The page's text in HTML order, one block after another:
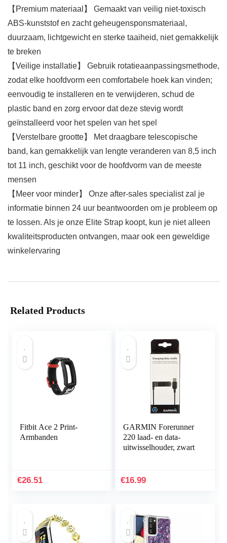
【Premium materiaal】 Gemaakt van veilig niet-toxisch
ABS-kunststof en zacht geheugensponsmateriaal,
duurzaam, lichtgewicht en sterke taaiheid, niet gemakkelijk
te breken
【Veilige installatie】 Gebruik rotatieaanpassingsmethode,
zodat elke hoofdvorm een comfortabele hoek kan vinden;
eenvoudig te installeren en te verwijderen, schud de
plastic band en zorg ervoor dat deze stevig wordt
geïnstalleerd voor het spelen van het spel
【Verstelbare grootte】 Met draagbare telescopische
band, kan gemakkelijk van lengte veranderen van 8,5 inch
tot 11 inch, geschikt voor de hoofdvorm van de meeste
mensen
【Meer voor minder】 Onze after-sales specialist zal je
informatie binnen 24 uur beantwoorden om je probleem op
te lossen. Als je onze Elite Strap koopt, kun je niet alleen
kwaliteitsproducten ontvangen, maar ook een geweldige
winkelervaring
Related Products
Fitbit Ace 2 Print-
Armbanden
€26.51
GARMIN Forerunner
220 laad- en data-
uitwisselhouder, zwart
€16.99